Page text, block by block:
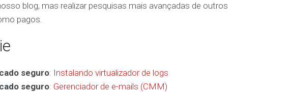
blog, mas realizar pesquisas mais avançadas de outros
pagos.
seguro: Instalando virtualizador de logs
seguro: Gerenciador de e-mails (CMM)